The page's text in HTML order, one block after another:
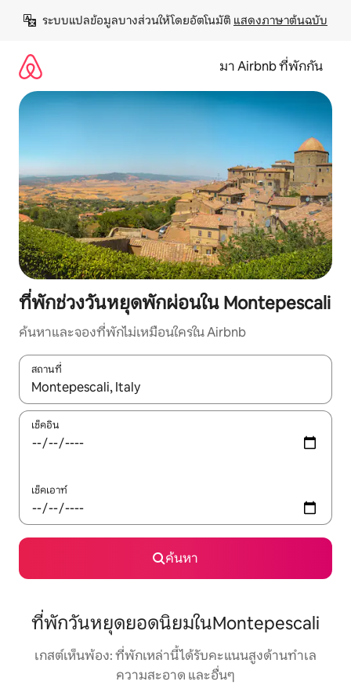
เนื้อหา
ระบบแปลข้อมูลบางส่วนให้โดยอัตโนมัติ แสดงภาษาต้นฉบับ
มา Airbnb ที่พักกัน
ที่พักช่วงวันหยุดพักผ่อนใน Montepescali
ค้นหาและจองที่พักไม่เหมือนใครใน Airbnb
สถานที่
ใช้ลูกศรขึ้นลง หรือใช้การสัมผัสหรือปัด เพื่อสำรวจผลการค้นหา
เช็คอิน
เช็คเอาท์
ค้นหา
ที่พักวันหยุดยอดนิยมในMontepescali
เกสต์เห็นพ้อง: ที่พักเหล่านี้ได้รับคะแนนสูงด้านทำเล
ความสะอาด และอื่นๆ